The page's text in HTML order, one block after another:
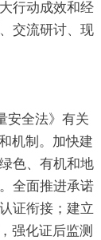
行动成效和经
交流研讨、现
安全法》有关
机制。加快建
色、有机和地
全面推进承诺
证衔接；建立
强化证后监测